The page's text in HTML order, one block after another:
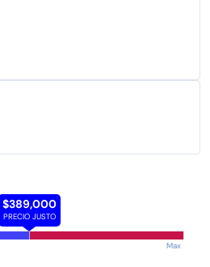
$389,000
PRECIO JUSTO
Max